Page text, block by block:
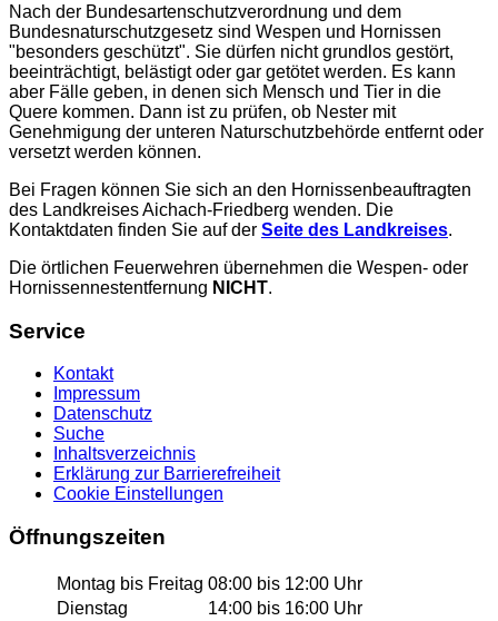
Nach der Bundesartenschutzverordnung und dem
Bundesnaturschutzgesetz sind Wespen und Hornissen
"besonders geschützt". Sie dürfen nicht grundlos gestört,
beeinträchtigt, belästigt oder gar getötet werden. Es kann
aber Fälle geben, in denen sich Mensch und Tier in die
Quere kommen. Dann ist zu prüfen, ob Nester mit
Genehmigung der unteren Naturschutzbehörde entfernt oder
versetzt werden können.
Bei Fragen können Sie sich an den Hornissenbeauftragten
des Landkreises Aichach-Friedberg wenden. Die
Kontaktdaten finden Sie auf der Seite des Landkreises.
Die örtlichen Feuerwehren übernehmen die Wespen- oder
Hornissennestentfernung NICHT.
Service
Kontakt
Impressum
Datenschutz
Suche
Inhaltsverzeichnis
Erklärung zur Barrierefreiheit
Cookie Einstellungen
Öffnungszeiten
Montag bis Freitag 08:00 bis 12:00 Uhr
Dienstag
14:00 bis 16:00 Uhr